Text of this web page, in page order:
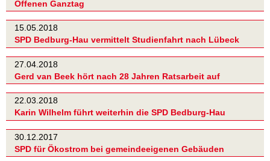
Offenen Ganztag
15.05.2018
SPD Bedburg-Hau vermittelt Studienfahrt nach Lübeck
27.04.2018
Gerd van Beek hört nach 28 Jahren Ratsarbeit auf
22.03.2018
Karin Wilhelm führt weiterhin die SPD Bedburg-Hau
30.12.2017
SPD für Ökostrom bei gemeindeeigenen Gebäuden